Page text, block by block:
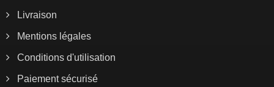
Livraison
Mentions légales
Conditions d'utilisation
Paiement sécurisé